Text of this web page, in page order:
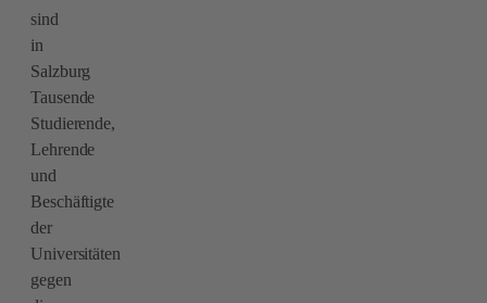
sind
in
Salzburg
Tausende
Studierende,
Lehrende
und
Beschäftigte
der
Universitäten
gegen